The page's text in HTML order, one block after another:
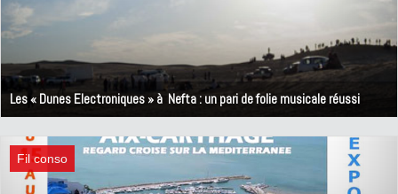
Les « Dunes Electroniques » à Nefta : un pari de folie musicale réussi
Fil conso